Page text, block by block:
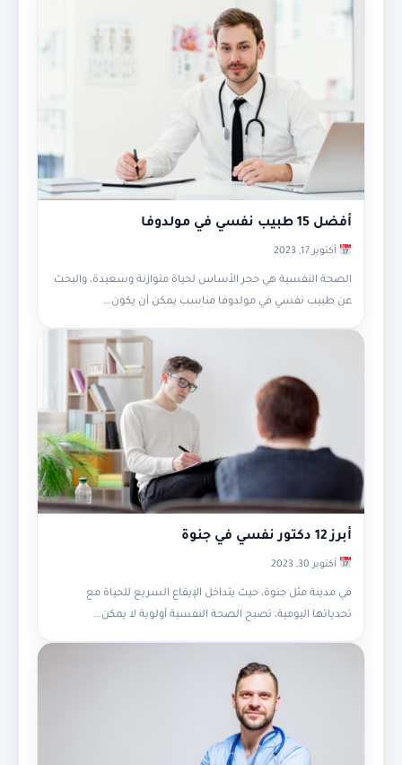
أفضل 15 طبيب نفسي في مولدوفا
أكتوبر 17, 2023
الصحة النفسية هي حجر الأساس لحياة متوازنة وسعيدة، والبحث
عن طبيب نفسي في مولدوفا مناسب يمكن أن يكون...
أبرز 12 دكتور نفسي في جنوة
أكتوبر 30, 2023
في مدينة مثل جنوة، حيث يتداخل الإيقاع السريع للحياة مع
تحدياتها اليومية، تصبح الصحة النفسية أولوية لا يمكن...